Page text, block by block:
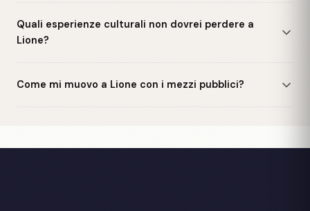
Quali esperienze culturali non dovrei perdere a
Lione?
Come mi muovo a Lione con i mezzi pubblici?